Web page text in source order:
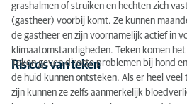
grashalmen of struiken en hechten zich
(gastheer) voorbij komt. Ze kunnen
de gastheer en zijn voornamelijk actief in
klimaatomstandigheden. Teken komen het
Risico’s van teken
Teken geven directe problemen bij hond
de huid kunnen ontsteken. Als er heel
zijn kunnen ze zelfs aanmerkelijk